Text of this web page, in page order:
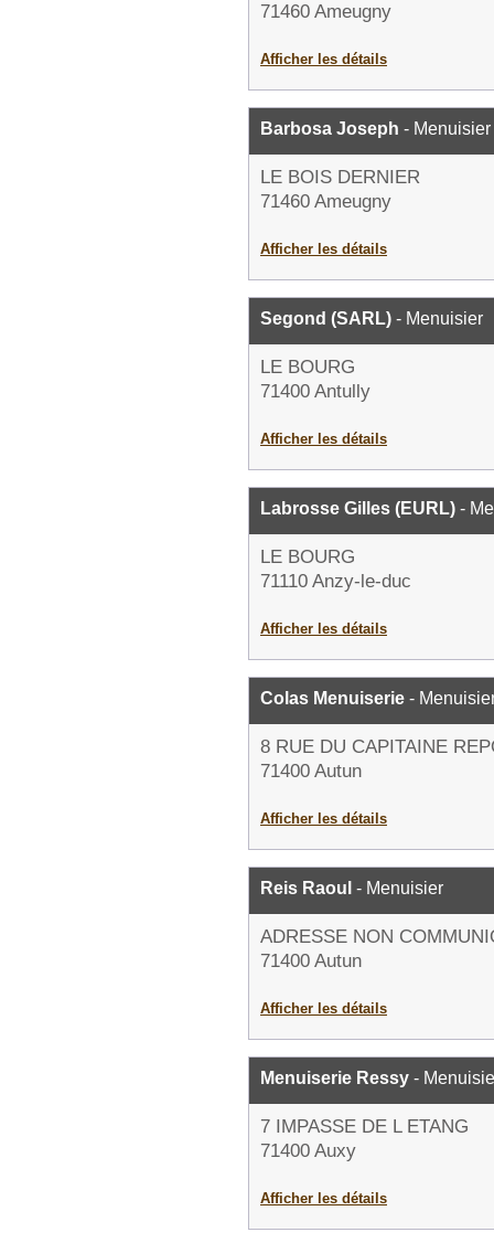
71460 Ameugny
Afficher les détails
Barbosa Joseph - Menuisier
LE BOIS DERNIER
71460 Ameugny
Afficher les détails
Segond (SARL) - Menuisier
LE BOURG
71400 Antully
Afficher les détails
Labrosse Gilles (EURL) -
LE BOURG
71110 Anzy-le-duc
Afficher les détails
Colas Menuiserie -
8 RUE DU CAPITAINE
71400 Autun
Afficher les détails
Reis Raoul - Menuisier
ADRESSE NON
71400 Autun
Afficher les détails
Menuiserie Ressy -
7 IMPASSE DE L ETANG
71400 Auxy
Afficher les détails